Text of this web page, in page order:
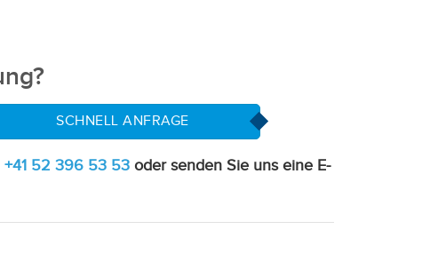
SCHNELL ANFRAGE
+41 52 396 53 53oder senden Sie uns eine E-